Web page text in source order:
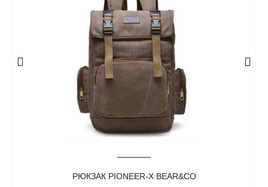
РЮКЗАК PIONEER-X BEAR&CO